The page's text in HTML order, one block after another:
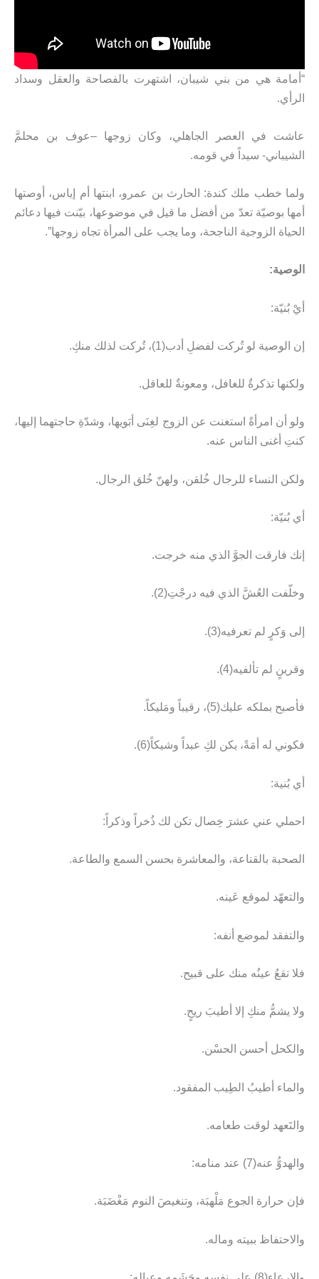
“أمامة هي من بني شيبان، اشتهرت بالفصاحة والعقل وسداد
الرأي.
عاشت في العصر الجاهلي، وكان زوجها –عوف بن محلمَّ
الشيباني- سيداً في قومه.
ولما خطب ملك كندة: الحارث بن عمرو، ابنتها أم إياس، أوصتها
أمها بوصيّة تعدّ من أفضل ما قيل في موضوعها، بيّنت فيها دعائم
الحياة الزوجية الناجحة، وما يجب على المرأة تجاه زوجها”.
الوصية:
أيْ بُنيّة:
إن الوصية لو تُركت لفضلِ أدب(1)، تُركت لذلك منكِ.
ولكنها تذكرةٌ للغافل، ومعونةٌ للعاقل.
ولو أن امرأةً استغنت عن الزوج لغِنَى أبَويها، وشدّةِ حاجتهما إليها،
كنتِ أغنى الناس عنه.
ولكن النساء للرجال خُلقن، ولهنّ خُلق الرجال.
أي بُنيّة:
إنك فارقت الجوَّ الذي منه خرجت.
وخلّفت العُشَّ الذي فيه درجْتِ(2).
إلى وَكرٍ لم تعرفيه(3).
وقرينٍ لم تألفيه(4).
فأصبح بملكه عليك(5)، رقيباً ومَليكاً.
فكوني له أمَةً، يكن لكِ عبداً وشيكاً(6).
أي بُنية:
احملي عني عشرَ خِصال تكن لك ذُخراً وذكراً:
الصحبة بالقناعة، والمعاشرة بحسن السمع والطاعة.
والتعهّد لموقع عَينه.
والتفقد لموضع أنفه:
فلا تقعُ عينُه منك على قبيح.
ولا يشمُّ منكِ إلا أطيبَ ريحٍ.
والكحل أحسن الحسْن.
والماء أطيبُ الطِيب المفقود.
والتَعهد لوقت طعامه.
والهدوُّ عنه(7) عند منامه:
فإن حرارة الجوع مَلْهبَة، وتنغيصَ النوم مَغْضَبَة.
والاحتفاظ ببيته وماله.